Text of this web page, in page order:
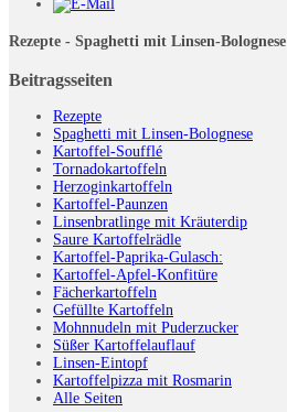
Rezepte - Spaghetti mit Linsen-Bolognese
Beitragsseiten
Rezepte
Spaghetti mit Linsen-Bolognese
Kartoffel-Soufflé
Tornadokartoffeln
Herzoginkartoffeln
Kartoffel-Paunzen
Linsenbratlinge mit Kräuterdip
Saure Kartoffelrädle
Kartoffel-Paprika-Gulasch:
Kartoffel-Apfel-Konfitüre
Fächerkartoffeln
Gefüllte Kartoffeln
Mohnnudeln mit Puderzucker
Süßer Kartoffelauflauf
Linsen-Eintopf
Kartoffelpizza mit Rosmarin
Alle Seiten